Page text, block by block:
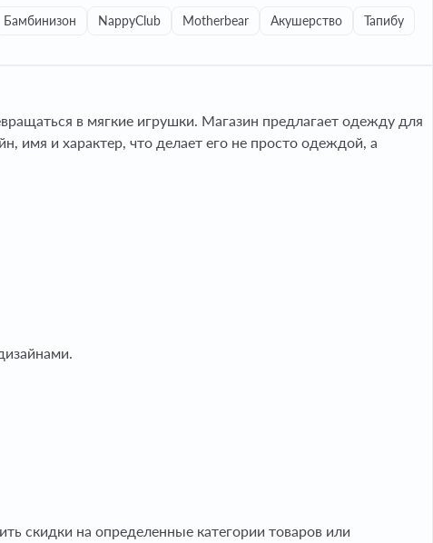
Бамбинизон NappyClub Motherbear Акушерство
Тапибу
в мягкие игрушки. Магазин предлагает одежду для
имя и характер, что делает его не просто одеждой, а
скидки на определенные категории товаров или